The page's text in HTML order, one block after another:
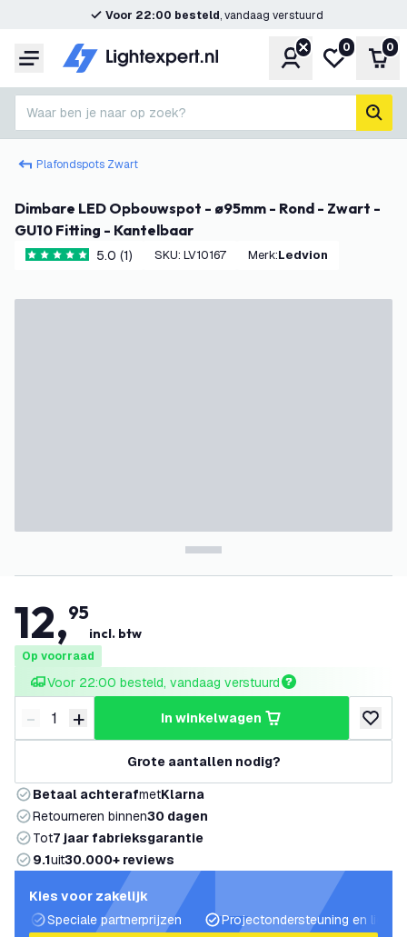
Voor 22:00 besteld, vandaag verstuurd
Menu Account
Mijn
0 0
Waar ben je naar op zoek?
Plafondspots Zwart
Dimbare LED Opbouwspot - ø95mm - Rond - Zwart -
GU10 Fitting - Kantelbaar
5 score sterren5.0 (1) SKU: LV10167 Merk: Ledvion
12,95
incl. btw
Op voorraad
Voor 22:00 besteld, vandaag verstuurd
Verminder hoeveelheid
- Verhoog hoeveelheid
+ in winkelwagen
Grote aantallen nodig?
Betaal achterafmetKlarna
Retourneren binnen30 dagen
Tot7 jaar fabrieksgarantie
9.1uit30.000+ reviews
Kies voor zakelijk
Speciale partnerprijzen
Projectondersteuning en